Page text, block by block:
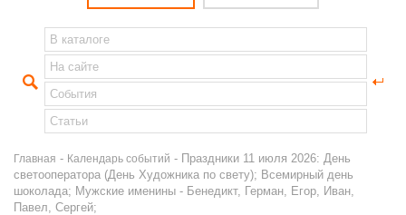
Главная - Календарь событий - Праздники 11 июля 2026: День
светооператора (День Художника по свету); Всемирный день
шоколада; Мужские именины - Бенедикт, Герман, Егор, Иван,
Павел, Сергей;